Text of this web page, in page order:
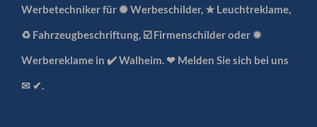
Werbetechniker für ✺ Werbeschilder, ★ Leuchtreklame,
♻ Fahrzeugbeschriftung, ☑️ Firmenschilder oder ✹
Werbereklame in ✔️ Walheim. ❤ Melden Sie sich bei uns
✉ ✔.